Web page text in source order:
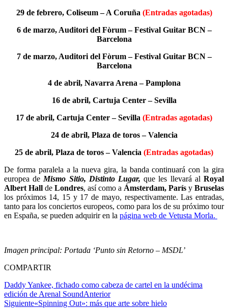
29 de febrero, Coliseum – A Coruña (Entradas agotadas)
6 de marzo, Auditori del Fòrum – Festival Guitar BCN –
Barcelona
7 de marzo, Auditori del Fòrum – Festival Guitar BCN –
Barcelona
4 de abril, Navarra Arena – Pamplona
16 de abril, Cartuja Center – Sevilla
17 de abril, Cartuja Center – Sevilla (Entradas agotadas)
24 de abril, Plaza de toros – Valencia
25 de abril, Plaza de toros – Valencia (Entradas agotadas)
De forma paralela a la nueva gira, la banda continuará con la gira
europea de Mismo Sitio, Distinto Lugar, que les llevará alRoyal
Albert Hall de Londres, así como a Ámsterdam, París y Bruselas
los próximos 14, 15 y 17 de mayo, respectivamente. Las entradas,
tanto para los conciertos europeos, como para los de su próximo tour
en España, se pueden adquirir en la página web de Vetusta Morla.
Imagen principal: Portada ‘Punto sin Retorno – MSDL’
COMPARTIR
Daddy Yankee, fichado como cabeza de cartel en la undécima
edición de Arenal SoundAnterior
Siguiente«Spinning Out»: más que arte sobre hielo